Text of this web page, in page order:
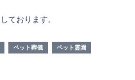
ております。
ペット葬儀 ペット霊園